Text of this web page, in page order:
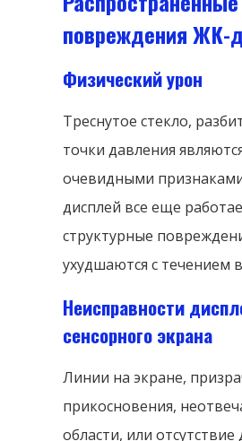
повреждения ЖК-
Физический урон
Треснутое стекло,
точки давления
очевидными
дисплей все еще
структурные
ухудшаются с течением
Неисправности
сенсорного экрана
Линии на экране,
прикосновения,
области, или отсутствие